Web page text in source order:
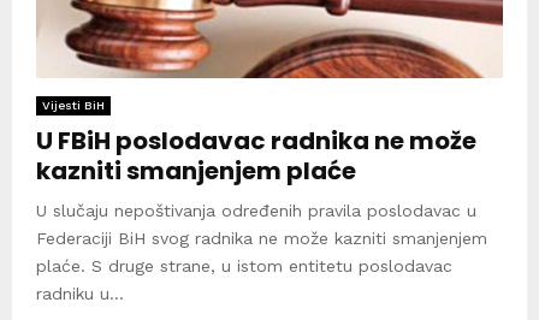
Vijesti BiH
U FBiH poslodavac radnika ne može
kazniti smanjenjem plaće
U slučaju nepoštivanja određenih pravila poslodavac u
Federaciji BiH svog radnika ne može kazniti smanjenjem
plaće. S druge strane, u istom entitetu poslodavac
radniku u...